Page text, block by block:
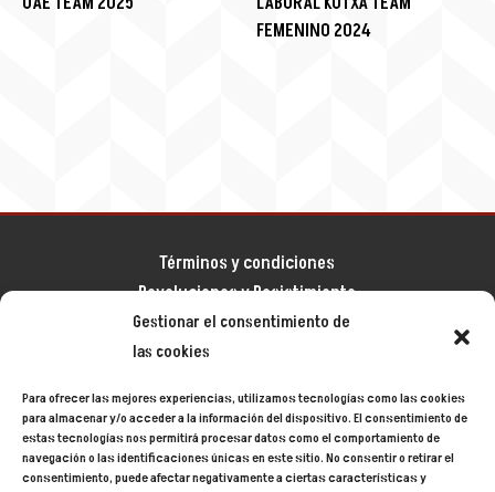
Gestionar el consentimiento de
las cookies
Para ofrecer las mejores experiencias, utilizamos tecnologías como las cookies
para almacenar y/o acceder a la información del dispositivo. El consentimiento de
estas tecnologías nos permitirá procesar datos como el comportamiento de
navegación o las identificaciones únicas en este sitio. No consentir o retirar el
consentimiento, puede afectar negativamente a ciertas características y
FEMENINO 2024
Términos y condiciones
Devoluciones y Desistimiento
Aviso legal
Política de privacidad
Mapa del sitio